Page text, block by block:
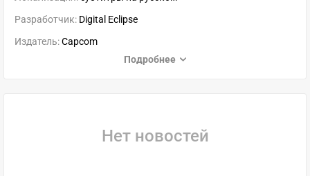
Разработчик: Digital Eclipse
Издатель:Capcom
Подробнее
Нет новостей